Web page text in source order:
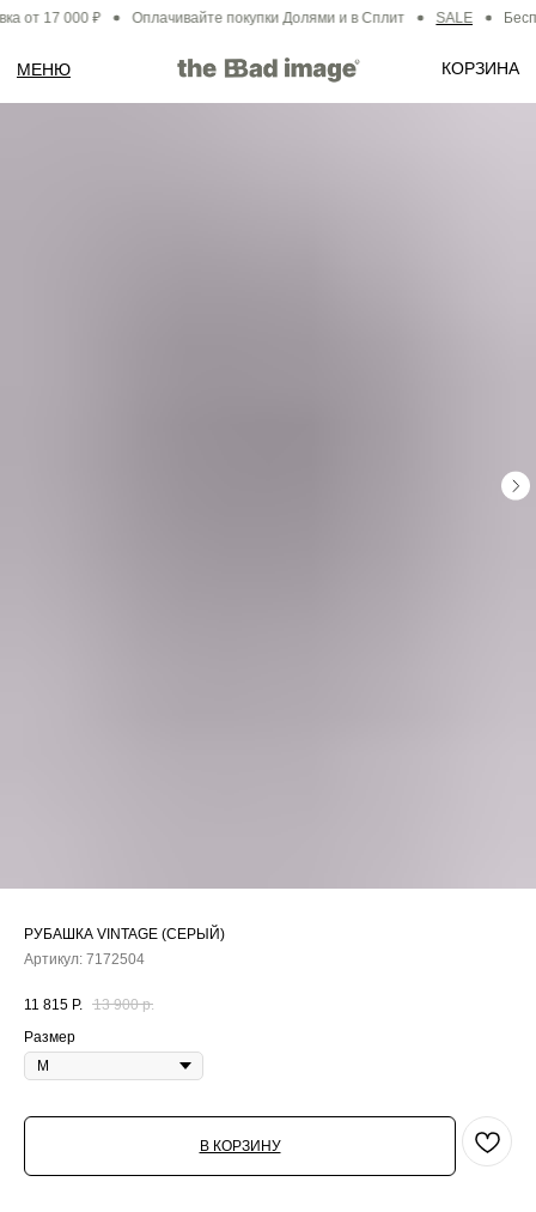
от 17 000 ₽ Оплачивайте покупки Долями и в Сплит SALE
РУБАШКА VINTAGE (СЕРЫЙ)
Артикул: 7172504
11 815 Р. 13 900 р.
Размер
В КОРЗИНУ